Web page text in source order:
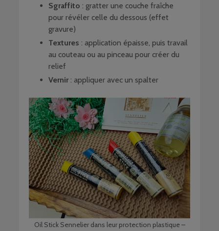
Sgraffito : gratter une couche fraîche
pour révéler celle du dessous (effet
gravure)
Textures : application épaisse, puis travail
au couteau ou au pinceau pour créer du
relief
Vernir: appliquer avec un spalter
Oil Stick Sennelier dans leur protection plastique –